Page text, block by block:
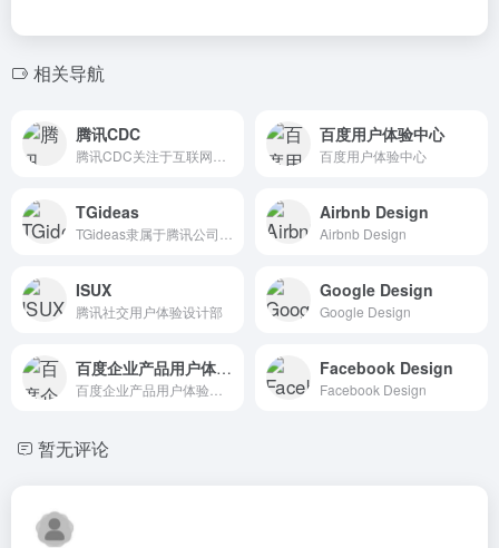
相关导航
腾讯CDC 百度用户体验中心
百度用户体验中心
TGideas Airbnb Design
Airbnb Design
ISUX
腾讯社交用户体验设计部
Google Design
Google Design
百度企业产品用户体验中心 Facebook Design
Facebook Design
暂无评论